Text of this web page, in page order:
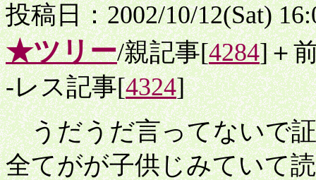
投稿日：2002/10/12(Sat)
★ツリー/親記事[4284]＋
-レス記事[4324]
うだうだ言ってないで
全てがが子供じみていて